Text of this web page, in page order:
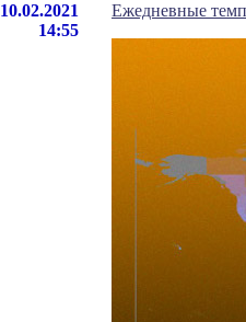
10.02.2021
14:55
Ежедневные